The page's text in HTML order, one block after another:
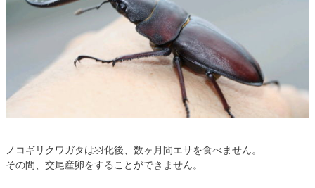
ノコギリクワガタは羽化後、数ヶ月間エサを食べません。
その間、交尾産卵をすることができません。